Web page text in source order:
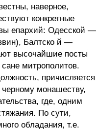
наверное,
конкретные
епархий: Одесской —
Балтско й —
высочайшие посты
митрополитов.
причисляется
черному монашеству,
где, одним
По сути,
обладания, т.е.